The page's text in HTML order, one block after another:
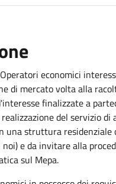
economici
di mercato volta alla
finalizzate a
del servizio di
una struttura residenziale
noi) e da invitare alla
sul Mepa.